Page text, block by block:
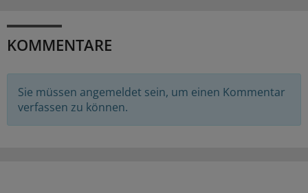
KOMMENTARE
Sie müssen angemeldet sein, um einen Kommentar
verfassen zu können.